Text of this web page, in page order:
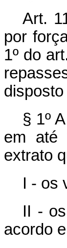
Art.
por
1º do
§ 1º
em até
extrato
I - os
II -
acordo